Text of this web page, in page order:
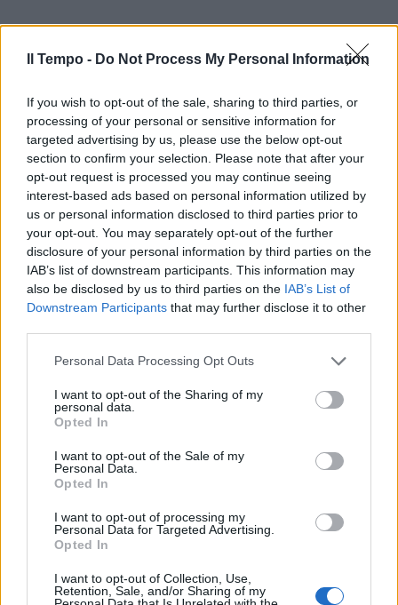
Il Tempo - Do Not Process My Personal Information
If you wish to opt-out of the sale, sharing to third parties, or
processing of your personal or sensitive information for
targeted advertising by us, please use the below opt-out
section to confirm your selection. Please note that after your
opt-out request is processed you may continue seeing
interest-based ads based on personal information utilized by
us or personal information disclosed to third parties prior to
your opt-out. You may separately opt-out of the further
disclosure of your personal information by third parties on the
IAB’s list of downstream participants. This information may
also be disclosed by us to third parties on the IAB’s List of
Downstream Participants that may further disclose it to other
Personal Data Processing Opt Outs
I want to opt-out of the Sharing of my
personal data.
Opted In
I want to opt-out of the Sale of my
Personal Data.
Opted In
I want to opt-out of processing my
Personal Data for Targeted Advertising.
Opted In
I want to opt-out of Collection, Use,
Retention, Sale, and/or Sharing of my
In evidenza